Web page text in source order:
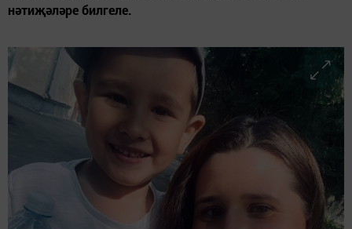
нәтиҗәләре билгеле.